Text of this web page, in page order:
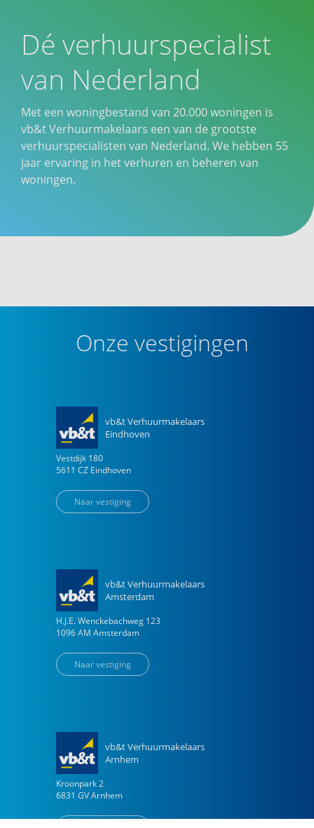
Dé verhuurspecialist
van Nederland
Met een woningbestand van 20.000 woningen is
vb&t Verhuurmakelaars een van de grootste
verhuurspecialisten van Nederland. We hebben 55
jaar ervaring in het verhuren en beheren van
woningen.
Onze vestigingen
vb&t Verhuurmakelaars
Eindhoven
Vestdijk 180
5611 CZ Eindhoven
Naar vestiging
vb&t Verhuurmakelaars
Amsterdam
H.J.E. Wenckebachweg 123
1096 AM Amsterdam
Naar vestiging
vb&t Verhuurmakelaars
Arnhem
Kroonpark 2
6831 GV Arnhem